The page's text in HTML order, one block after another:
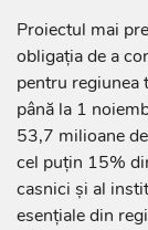
Proiectul mai
obligația de a
pentru regiunea
până la 1
53,7 milioane
cel puțin 15%
casnici și al
esențiale din